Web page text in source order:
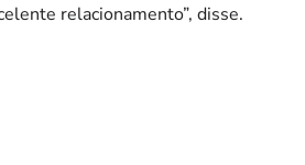
relacionamento”, disse.